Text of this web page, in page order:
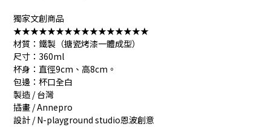
獨家文創商品
★★★★★★★★★★★★★★★★
材質：鐵製（搪瓷烤漆一體成型）
尺寸：360ml
杯身：直徑9cm、高8cm。
包邊：杯口全白
製造 / 台灣
插畫 / Annepro
設計 / N-playground studio恩波創意